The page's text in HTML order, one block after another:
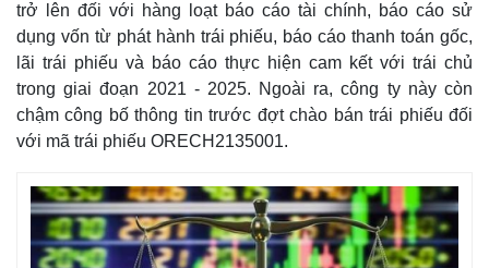
Thế giới
Quan sát
Hồ sơ
Multimedia
Video
E-Magazine
Infographic
trở lên đối với hàng loạt báo cáo tài chính, báo cáo sử
dụng vốn từ phát hành trái phiếu, báo cáo thanh toán gốc,
lãi trái phiếu và báo cáo thực hiện cam kết với trái chủ
trong giai đoạn 2021 - 2025. Ngoài ra, công ty này còn
chậm công bố thông tin trước đợt chào bán trái phiếu đối
với mã trái phiếu ORECH2135001.